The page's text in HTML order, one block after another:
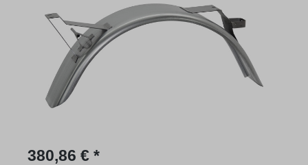
Regulärer Preis:
380,86 € *